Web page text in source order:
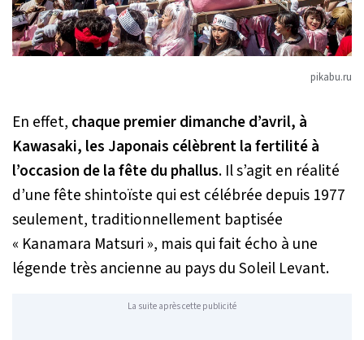
pikabu.ru
En effet, chaque premier dimanche d’avril, à
Kawasaki, les Japonais célèbrent la fertilité à
l’occasion de la fête du phallus. Il s’agit en réalité
d’une fête shintoïste qui est célébrée depuis 1977
seulement, traditionnellement baptisée
« Kanamara Matsuri », mais qui fait écho à une
légende très ancienne au pays du Soleil Levant.
La suite après cette publicité